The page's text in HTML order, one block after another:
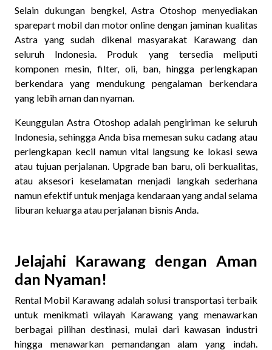
Selain dukungan bengkel, Astra Otoshop menyediakan
sparepart mobil dan motor online dengan jaminan kualitas
Astra yang sudah dikenal masyarakat Karawang dan
seluruh Indonesia. Produk yang tersedia meliputi
komponen mesin, filter, oli, ban, hingga perlengkapan
berkendara yang mendukung pengalaman berkendara
yang lebih aman dan nyaman.
Keunggulan Astra Otoshop adalah pengiriman ke seluruh
Indonesia, sehingga Anda bisa memesan suku cadang atau
perlengkapan kecil namun vital langsung ke lokasi sewa
atau tujuan perjalanan. Upgrade ban baru, oli berkualitas,
atau aksesori keselamatan menjadi langkah sederhana
namun efektif untuk menjaga kendaraan yang andal selama
liburan keluarga atau perjalanan bisnis Anda.
Jelajahi Karawang dengan Aman
dan Nyaman!
Rental Mobil Karawang adalah solusi transportasi terbaik
untuk menikmati wilayah Karawang yang menawarkan
berbagai pilihan destinasi, mulai dari kawasan industri
hingga menawarkan pemandangan alam yang indah.